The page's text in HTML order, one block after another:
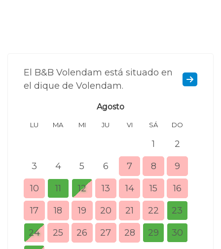
El B&B Volendam está situado en
el dique de Volendam.
Agosto
LU MA MI JU VI SÁ DO
1 2
3 4 5 6 7 8 9
10 11 12 13 14 15 16
17 18 19 20 21 22 23
24 25 26 27 28 29 30